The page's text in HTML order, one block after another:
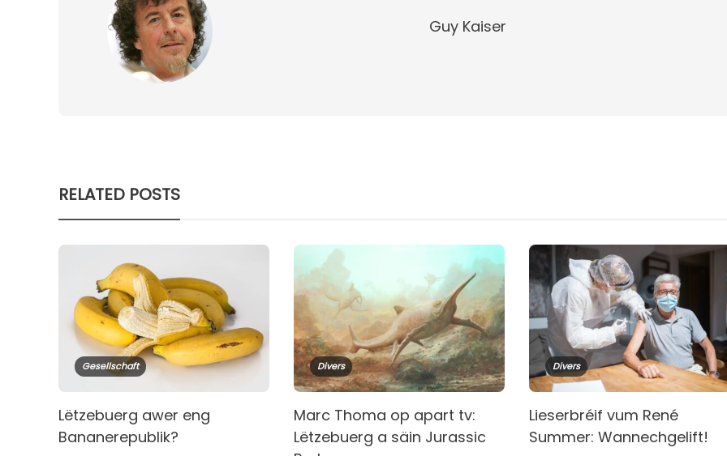
Guy Kaiser
RELATED POSTS
Gesellschaft
Lëtzebuerg awer eng
Bananerepublik?
Divers
Marc Thoma op apart tv:
Lëtzebuerg a säin Jurassic
Divers
Lieserbréif vum René
Summer: Wannechgelift!